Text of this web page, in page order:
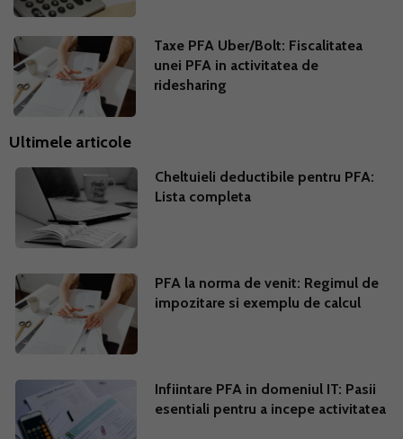
Taxe PFA Uber/Bolt: Fiscalitatea
unei PFA in activitatea de
ridesharing
Ultimele articole
Cheltuieli deductibile pentru PFA:
Lista completa
PFA la norma de venit: Regimul de
impozitare si exemplu de calcul
Infiintare PFA in domeniul IT: Pasii
esentiali pentru a incepe activitatea